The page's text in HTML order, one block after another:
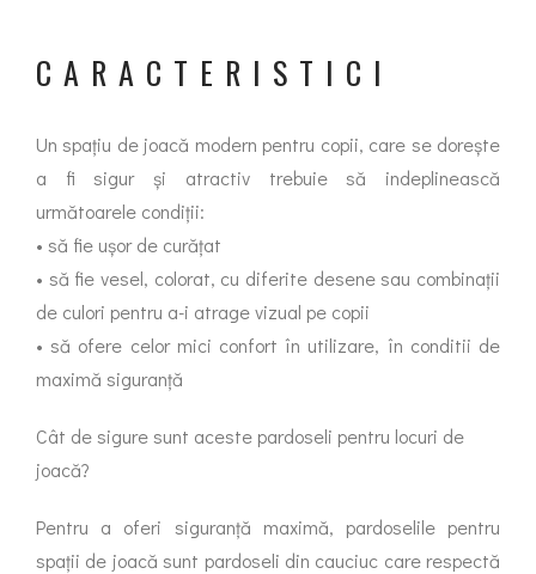
CARACTERISTICI
Un spațiu de joacă modern pentru copii, care se dorește
a fi sigur și atractiv trebuie să indeplinească
următoarele condiții:
• să fie ușor de curățat
• să fie vesel, colorat, cu diferite desene sau combinații
de culori pentru a-i atrage vizual pe copii
• să ofere celor mici confort în utilizare, în conditii de
maximă siguranță
Cât de sigure sunt aceste pardoseli pentru locuri de
joacă?
Pentru a oferi siguranță maximă, pardoselile pentru
spații de joacă sunt pardoseli din cauciuc care respectă